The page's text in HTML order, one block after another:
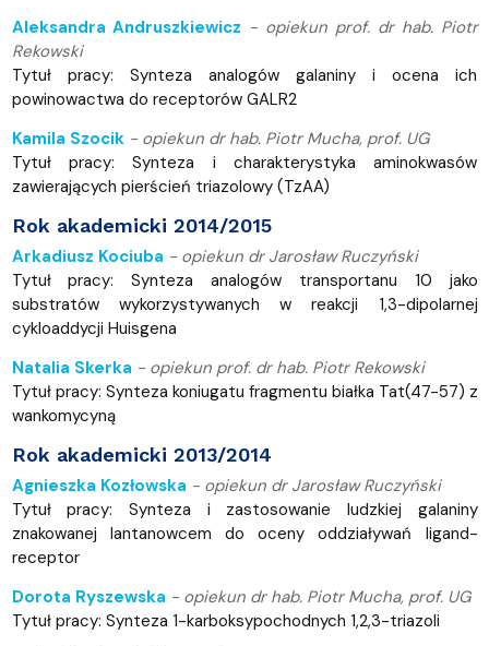
Aleksandra Andruszkiewicz - opiekun prof. dr hab. Piotr
Rekowski
Tytuł pracy: Synteza analogów galaniny i ocena ich
powinowactwa do receptorów GALR2
Kamila Szocik - opiekun dr hab. Piotr Mucha, prof. UG
Tytuł pracy: Synteza i charakterystyka aminokwasów
zawierających pierścień triazolowy (TzAA)
Rok akademicki 2014/2015
Arkadiusz Kociuba - opiekun dr Jarosław Ruczyński
Tytuł pracy: Synteza analogów transportanu 10 jako
substratów wykorzystywanych w reakcji 1,3-dipolarnej
cykloaddycji Huisgena
Natalia Skerka - opiekun prof. dr hab. Piotr Rekowski
Tytuł pracy: Synteza koniugatu fragmentu białka Tat(47-57) z
wankomycyną
Rok akademicki 2013/2014
Agnieszka Kozłowska - opiekun dr Jarosław Ruczyński
Tytuł pracy: Synteza i zastosowanie ludzkiej galaniny
znakowanej lantanowcem do oceny oddziaływań ligand-
receptor
Dorota Ryszewska - opiekun dr hab. Piotr Mucha, prof. UG
Tytuł pracy: Synteza 1-karboksypochodnych 1,2,3-triazoli